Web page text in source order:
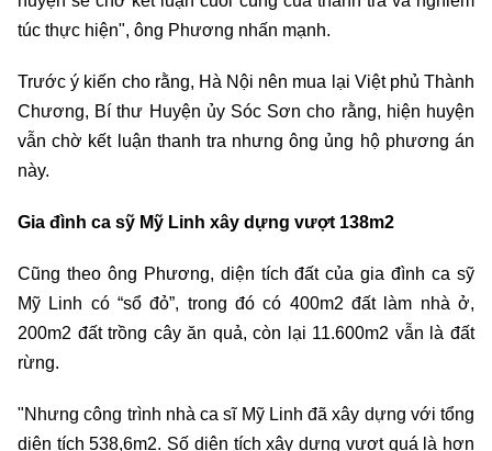
túc thực hiện", ông Phương nhấn mạnh.
Trước ý kiến cho rằng, Hà Nội nên mua lại Việt phủ Thành
Chương, Bí thư Huyện ủy Sóc Sơn cho rằng, hiện huyện
vẫn chờ kết luận thanh tra nhưng ông ủng hộ phương án
này.
Gia đình ca sỹ Mỹ Linh xây dựng vượt 138m2
Cũng theo ông Phương, diện tích đất của gia đình ca sỹ
Mỹ Linh có “sổ đỏ”, trong đó có 400m2 đất làm nhà ở,
200m2 đất trồng cây ăn quả, còn lại 11.600m2 vẫn là đất
rừng.
"Nhưng công trình nhà ca sĩ Mỹ Linh đã xây dựng với tổng
diện tích 538,6m2. Số diện tích xây dựng vượt quá là hơn